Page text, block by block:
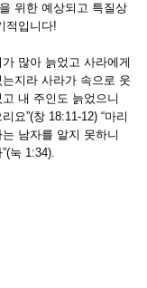
위한 예상되고 특질상
적입니다!
많아 늙었고 사라에게
지라 사라가 속으로 웃
내 주인도 늙었으니
요”(창 18:11-12) “마리
남자를 알지 못하니
눅 1:34).